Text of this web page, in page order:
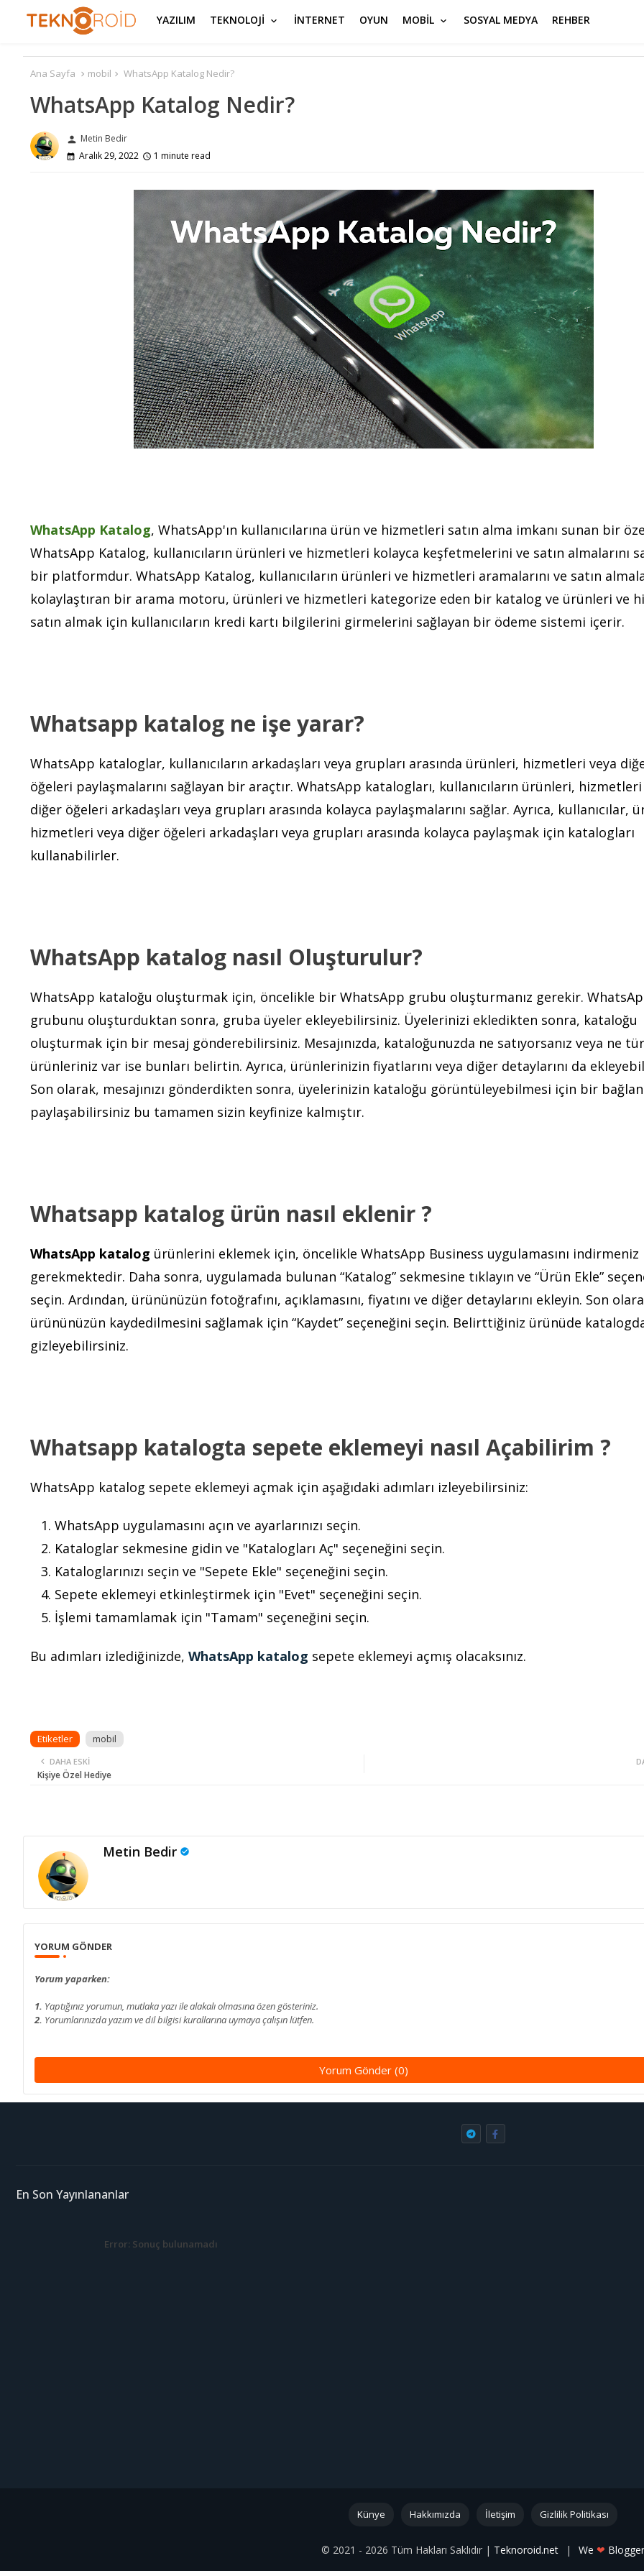
YAZILIM TEKNOLOJİ İNTERNET OYUN MOBİL SOSYAL MEDYA REHBER
Ana Sayfa mobil WhatsApp Katalog Nedir?
WhatsApp Katalog Nedir?
person Metin Bedir
Aralık 29, 2022
1 minute read
WhatsApp Katalog, WhatsApp'ın kullanıcılarına ürün ve hizmetleri satın alma imkanı sunan bir
WhatsApp Katalog, kullanıcıların ürünleri ve hizmetleri kolayca keşfetmelerini ve satın almalarını
bir platformdur. WhatsApp Katalog, kullanıcıların ürünleri ve hizmetleri aramalarını ve satın
kolaylaştıran bir arama motoru, ürünleri ve hizmetleri kategorize eden bir katalog ve ürünleri ve
satın almak için kullanıcıların kredi kartı bilgilerini girmelerini sağlayan bir ödeme sistemi içerir.
Whatsapp katalog ne işe yarar?
WhatsApp kataloglar, kullanıcıların arkadaşları veya grupları arasında ürünleri, hizmetleri veya
öğeleri paylaşmalarını sağlayan bir araçtır. WhatsApp katalogları, kullanıcıların ürünleri, hizmetleri
diğer öğeleri arkadaşları veya grupları arasında kolayca paylaşmalarını sağlar. Ayrıca, kullanıcılar,
hizmetleri veya diğer öğeleri arkadaşları veya grupları arasında kolayca paylaşmak için katalogları
kullanabilirler.
WhatsApp katalog nasıl Oluşturulur?
WhatsApp kataloğu oluşturmak için, öncelikle bir WhatsApp grubu oluşturmanız gerekir.
grubunu oluşturduktan sonra, gruba üyeler ekleyebilirsiniz. Üyelerinizi ekledikten sonra, kataloğu
oluşturmak için bir mesaj gönderebilirsiniz. Mesajınızda, kataloğunuzda ne satıyorsanız veya ne tür
ürünleriniz var ise bunları belirtin. Ayrıca, ürünlerinizin fiyatlarını veya diğer detaylarını da
Son olarak, mesajınızı gönderdikten sonra, üyelerinizin kataloğu görüntüleyebilmesi için bir
paylaşabilirsiniz bu tamamen sizin keyfinize kalmıştır.
Whatsapp katalog ürün nasıl eklenir ?
WhatsApp katalog ürünlerini eklemek için, öncelikle WhatsApp Business uygulamasını indirmeniz
gerekmektedir. Daha sonra, uygulamada bulunan “Katalog” sekmesine tıklayın ve “Ürün Ekle”
seçin. Ardından, ürününüzün fotoğrafını, açıklamasını, fiyatını ve diğer detaylarını ekleyin. Son
ürününüzün kaydedilmesini sağlamak için “Kaydet” seçeneğini seçin. Belirttiğiniz ürünüde
gizleyebilirsiniz.
Whatsapp katalogta sepete eklemeyi nasıl Açabilirim ?
WhatsApp katalog sepete eklemeyi açmak için aşağıdaki adımları izleyebilirsiniz:
WhatsApp uygulamasını açın ve ayarlarınızı seçin.
Kataloglar sekmesine gidin ve "Katalogları Aç" seçeneğini seçin.
Kataloglarınızı seçin ve "Sepete Ekle" seçeneğini seçin.
Sepete eklemeyi etkinleştirmek için "Evet" seçeneğini seçin.
İşlemi tamamlamak için "Tamam" seçeneğini seçin.
Bu adımları izlediğinizde, WhatsApp katalog sepete eklemeyi açmış olacaksınız.
Etiketler mobil
DAHA ESKI
Kişiye Özel Hediye
Metin Bedir
YORUM GÖNDER
Yorum yaparken:
1. Yaptığınız yorumun, mutlaka yazı ile alakalı olmasına özen gösteriniz.
2. Yorumlarınızda yazım ve dil bilgisi kurallarına uymaya çalışın lütfen.
Yorum Gönder (0)
En Son Yayınlananlar
Error: Sonuç bulunamadı
© 2021 - 2026 Tüm Hakları Saklıdır | Teknoroid.net | We ❤ Blogger
Künye Hakkımızda İletişim Gizlilik Politikası